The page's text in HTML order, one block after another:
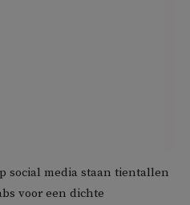
social media staan tientallen
voor een dichte